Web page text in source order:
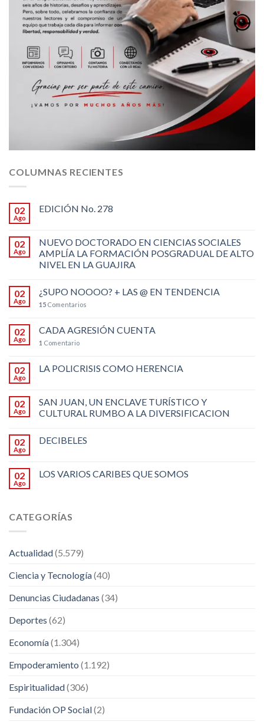
COLUMNAS RECIENTES
02
Ago
EDICIÓN No. 278
02
Ago
NUEVO DOCTORADO EN CIENCIAS SOCIALES
AMPLÍA LA FORMACIÓN POSGRADUAL DE ALTO
NIVEL EN LA GUAJIRA
02
Ago
¿SUPO NOOOO? + LAS @ EN TENDENCIA
15 Comentarios
02
Ago
CADA AGRESIÓN CUENTA
1 Comentario
02
Ago
LA POLICRISIS COMO HERENCIA
02
Ago
SAN JUAN, UN ENCLAVE TURÍSTICO Y
CULTURAL RUMBO A LA DIVERSIFICACION
02
Ago
DECIBELES
02
Ago
LOS VARIOS CARIBES QUE SOMOS
CATEGORÍAS
Actualidad(5.579)
Ciencia y Tecnología(40)
Denuncias Ciudadanas (34)
Deportes (62)
Economía(1.304)
Empoderamiento (1.192)
Espiritualidad(306)
Fundación OP Social(2)